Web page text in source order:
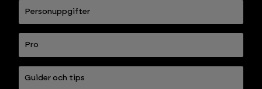
Personuppgifter
Pro
Guider och tips